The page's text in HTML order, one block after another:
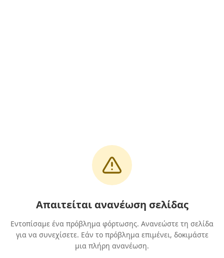
Απαιτείται ανανέωση σελίδας
Εντοπίσαμε ένα πρόβλημα φόρτωσης. Ανανεώστε τη σελίδα
για να συνεχίσετε. Εάν το πρόβλημα επιμένει, δοκιμάστε
μια πλήρη ανανέωση.